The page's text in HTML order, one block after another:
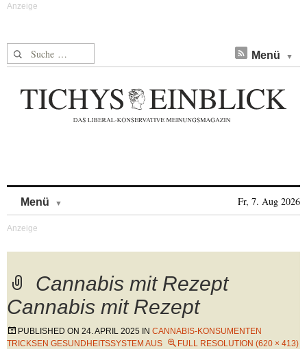
Suche nach: Menü
Menü Fr, 7. Aug 2026
Cannabis mit Rezept
Cannabis mit Rezept
PUBLISHED ON 24. APRIL 2025 IN CANNABIS-KONSUMENTEN
TRICKSEN GESUNDHEITSSYSTEM AUS
FULL RESOLUTION (620 × 413)